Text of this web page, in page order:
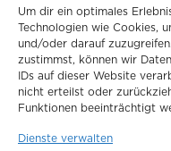
Um dir ein optimales
Technologien wie Cookies,
und/oder darauf
zustimmst, können wir
IDs auf dieser Website
nicht erteilst oder
Funktionen beeinträchtigt
Dienste verwalten
Unternehmen
Code of Conduct
Gender-Hinweis
Qualitätssicherung
Produktsicherheit